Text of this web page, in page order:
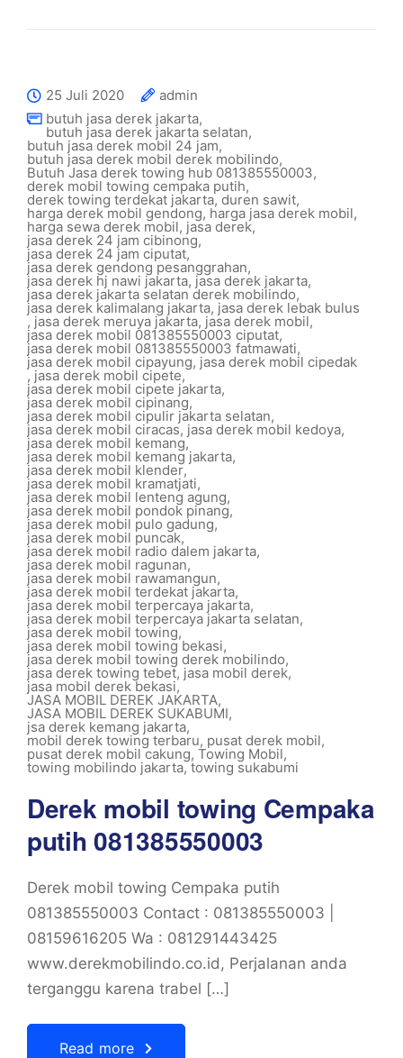
25 Juli 2020
admin
butuh jasa derek jakarta,
butuh jasa derek jakarta selatan,
butuh jasa derek mobil 24 jam,
butuh jasa derek mobil derek mobilindo,
Butuh Jasa derek towing hub 081385550003,
derek mobil towing cempaka putih,
derek towing terdekat jakarta, duren sawit,
harga derek mobil gendong, harga jasa derek mobil,
harga sewa derek mobil, jasa derek,
jasa derek 24 jam cibinong,
jasa derek 24 jam ciputat,
jasa derek gendong pesanggrahan,
jasa derek hj nawi jakarta, jasa derek jakarta,
jasa derek jakarta selatan derek mobilindo,
jasa derek kalimalang jakarta, jasa derek lebak bulus
, jasa derek meruya jakarta, jasa derek mobil,
jasa derek mobil 081385550003 ciputat,
jasa derek mobil 081385550003 fatmawati,
jasa derek mobil cipayung, jasa derek mobil cipedak
, jasa derek mobil cipete,
jasa derek mobil cipete jakarta,
jasa derek mobil cipinang,
jasa derek mobil cipulir jakarta selatan,
jasa derek mobil ciracas, jasa derek mobil kedoya,
jasa derek mobil kemang,
jasa derek mobil kemang jakarta,
jasa derek mobil klender,
jasa derek mobil kramatjati,
jasa derek mobil lenteng agung,
jasa derek mobil pondok pinang,
jasa derek mobil pulo gadung,
jasa derek mobil puncak,
jasa derek mobil radio dalem jakarta,
jasa derek mobil ragunan,
jasa derek mobil rawamangun,
jasa derek mobil terdekat jakarta,
jasa derek mobil terpercaya jakarta,
jasa derek mobil terpercaya jakarta selatan,
jasa derek mobil towing,
jasa derek mobil towing bekasi,
jasa derek mobil towing derek mobilindo,
jasa derek towing tebet, jasa mobil derek,
jasa mobil derek bekasi,
JASA MOBIL DEREK JAKARTA,
JASA MOBIL DEREK SUKABUMI,
jsa derek kemang jakarta,
mobil derek towing terbaru, pusat derek mobil,
pusat derek mobil cakung, Towing Mobil,
towing mobilindo jakarta,towing sukabumi
Derek mobil towing Cempaka
putih 081385550003
Derek mobil towing Cempaka putih
081385550003 Contact : 081385550003 |
08159616205 Wa : 081291443425
www.derekmobilindo.co.id, Perjalanan anda
terganggu karena trabel […]
Read more